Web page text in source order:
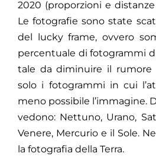
2020 (proporzioni e
Le fotografie sono state
del lucky frame, ovvero
percentuale di fotogrammi
tale da diminuire il rumore
solo i fotogrammi in cui
meno possibile l’immagine.
vedono: Nettuno, Urano,
Venere, Mercurio e il Sole.
la fotografia della Terra.